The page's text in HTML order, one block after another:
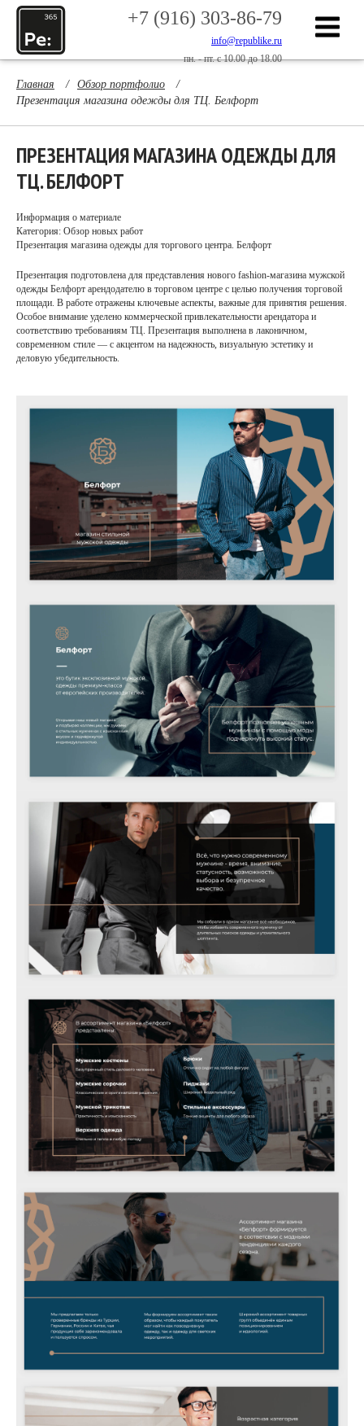
+7 (916) 303-86-79
info@republike.ru
пн. - пт. с 10.00 до 18.00
Главная / Обзор портфолио
/
Презентация магазина одежды для ТЦ. Белфорт
ПРЕЗЕНТАЦИЯ МАГАЗИНА ОДЕЖДЫ ДЛЯ
ТЦ. БЕЛФОРТ
Информация о материале
Категория: Обзор новых работ
Презентация магазина одежды для торгового центра. Белфорт
Презентация подготовлена для представления нового fashion-магазина мужской
одежды Белфорт арендодателю в торговом центре с целью получения торговой
площади. В работе отражены ключевые аспекты, важные для принятия решения.
Особое внимание уделено коммерческой привлекательности арендатора и
соответствию требованиям ТЦ. Презентация выполнена в лаконичном,
современном стиле — с акцентом на надежность, визуальную эстетику и
деловую убедительность.